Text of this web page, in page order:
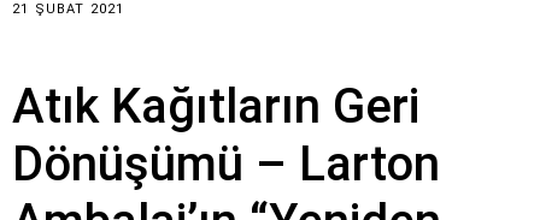
21 ŞUBAT 2021
Atık Kağıtların Geri
Dönüşümü – Larton